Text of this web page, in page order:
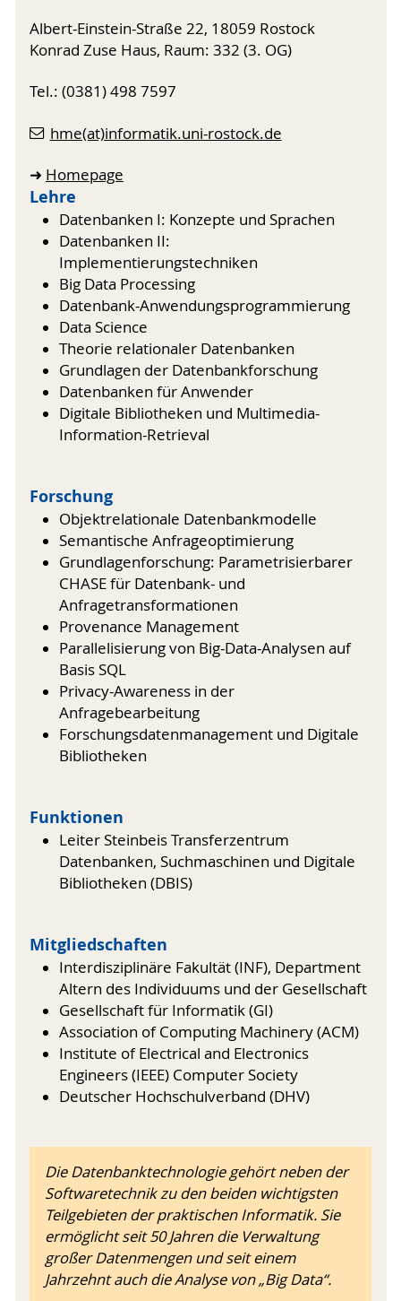
Albert-Einstein-Straße 22, 18059 Rostock
Konrad Zuse Haus, Raum: 332 (3. OG)
Tel.: (0381) 498 7597
hme(at)informatik.uni-rostock.de
➜ Homepage
Lehre
Datenbanken I: Konzepte und Sprachen
Datenbanken II:
Implementierungstechniken
Big Data Processing
Datenbank-Anwendungsprogrammierung
Data Science
Theorie relationaler Datenbanken
Grundlagen der Datenbankforschung
Datenbanken für Anwender
Digitale Bibliotheken und Multimedia-
Information-Retrieval
Forschung
Objektrelationale Datenbankmodelle
Semantische Anfrageoptimierung
Grundlagenforschung: Parametrisierbarer
CHASE für Datenbank- und
Anfragetransformationen
Provenance Management
Parallelisierung von Big-Data-Analysen auf
Basis SQL
Privacy-Awareness in der
Anfragebearbeitung
Forschungsdatenmanagement und Digitale
Bibliotheken
Funktionen
Leiter Steinbeis Transferzentrum
Datenbanken, Suchmaschinen und Digitale
Bibliotheken (DBIS)
Mitgliedschaften
Interdisziplinäre Fakultät (INF), Department
Altern des Individuums und der Gesellschaft
Gesellschaft für Informatik (GI)
Association of Computing Machinery (ACM)
Institute of Electrical and Electronics
Engineers (IEEE) Computer Society
Deutscher Hochschulverband (DHV)
Die Datenbanktechnologie gehört neben der
Softwaretechnik zu den beiden wichtigsten
Teilgebieten der praktischen Informatik. Sie
ermöglicht seit 50 Jahren die Verwaltung
großer Datenmengen und seit einem
Jahrzehnt auch die Analyse von „Big Data“.